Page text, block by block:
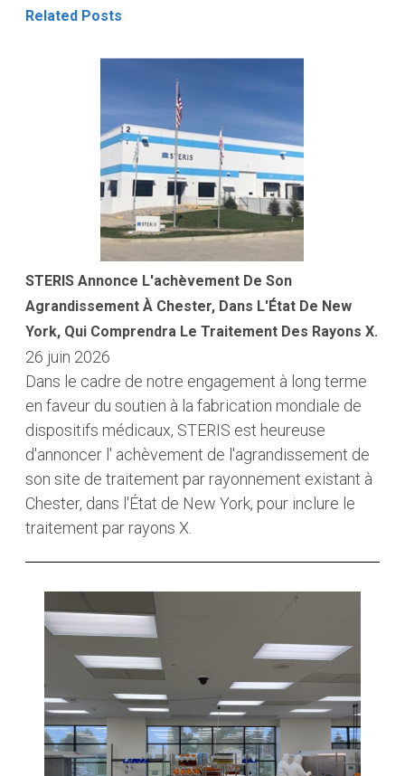
Related Posts
STERIS Annonce L'achèvement De Son
Agrandissement À Chester, Dans L'État De New
York, Qui Comprendra Le Traitement Des Rayons X.
26 juin 2026
Dans le cadre de notre engagement à long terme
en faveur du soutien à la fabrication mondiale de
dispositifs médicaux, STERIS est heureuse
d'annoncer l' achèvement de l'agrandissement de
son site de traitement par rayonnement existant à
Chester, dans l'État de New York, pour inclure le
traitement par rayons X.